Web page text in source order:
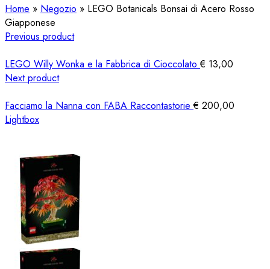
Home » Negozio » LEGO Botanicals Bonsai di Acero Rosso
Giapponese
Previous product
LEGO Willy Wonka e la Fabbrica di Cioccolato€ 13,00
Next product
Facciamo la Nanna con FABA Raccontastorie€ 200,00
Lightbox